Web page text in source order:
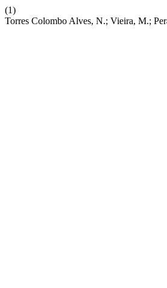
(1)
Torres Colombo Alves, N.; Vieira, M.;